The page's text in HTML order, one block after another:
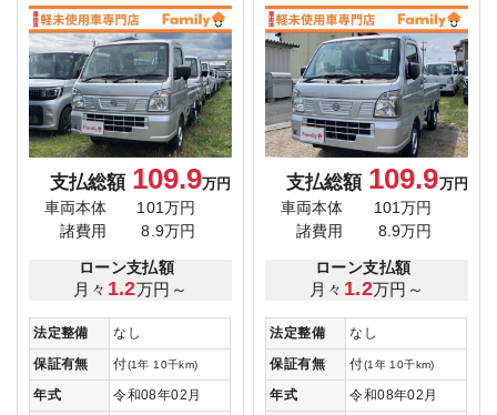
支払総額 109.9万円
車両本体
101万円
諸費用
8.9万円
ローン支払額
月々 1.2万円～
法定整備
なし
保証有無
付(1年 10千km)
年式
令和08年02月
支払総額 109.9万円
車両本体
101万円
諸費用
8.9万円
ローン支払額
月々 1.2万円～
法定整備
なし
保証有無
付(1年 10千km)
年式
令和08年02月